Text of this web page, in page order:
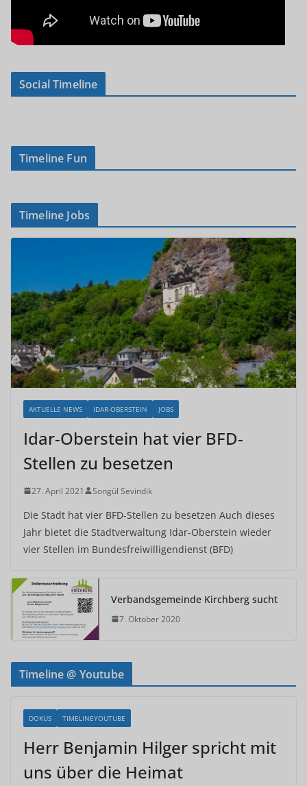
Social Timeline
Timeline Fun
Timeline Jobs
AKTUELLE NEWS IDAR-OBERSTEIN JOBS
Idar-Oberstein hat vier BFD-
Stellen zu besetzen
27. April 2021 Songül Sevindik
Die Stadt hat vier BFD-Stellen zu besetzen Auch dieses
Jahr bietet die Stadtverwaltung Idar-Oberstein wieder
vier Stellen im Bundesfreiwilligendienst (BFD)
Verbandsgemeinde Kirchberg sucht
7. Oktober 2020
Timeline @ Youtube
DOKUS TIMELINEYOUTUBE
Herr Benjamin Hilger spricht mit
uns über die Heimat